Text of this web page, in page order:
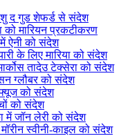
द गुड शेफर्ड से संदेश
को मारियन प्रकटीकरण
ऐनी को संदेश
के लिए मारिया को संदेश
तादेउ टेक्सेरा को संदेश
ग्लौबर को संदेश
को संदेश
को संदेश
में जॉन लेरी को संदेश
स्वीनी-काइल को संदेश